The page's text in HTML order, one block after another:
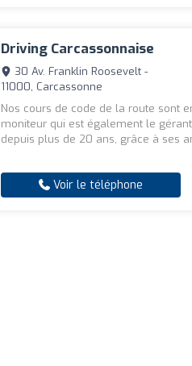
Driving Carcassonnaise
30 Av. Franklin Roosevelt -
11000, Carcassonne
Nos cours de code de la route sont
moniteur qui est également le
depuis plus de 20 ans, grâce à ses
Voir le téléphone